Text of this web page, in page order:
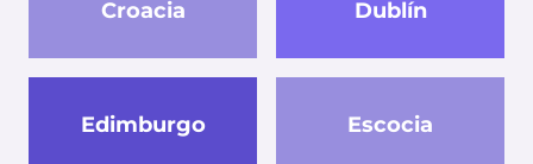
Croacia Dublín
Edimburgo Escocia